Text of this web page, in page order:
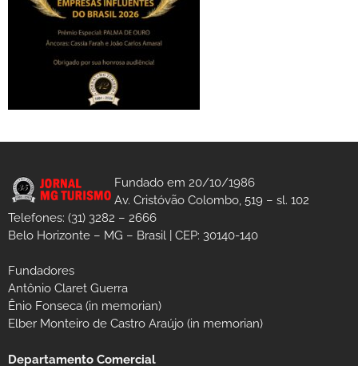
Fundado em 20/10/1986
Av. Cristóvão Colombo, 519 – sl. 102
Telefones: (31) 3282 – 2666
Belo Horizonte – MG – Brasil | CEP: 30140-140
Fundadores
Antônio Claret Guerra
Ênio Fonseca (in memorian)
Elber Monteiro de Castro Araújo (in memorian)
Departamento Comercial